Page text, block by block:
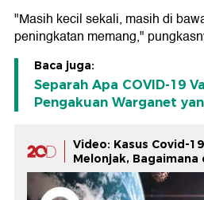
"Masih kecil sekali, masih di
peningkatan memang,"
Baca juga:
Separah Apa COVID-19
Pengakuan Warganet
Video: Kasus Covid-
Melonjak, Bagaimana